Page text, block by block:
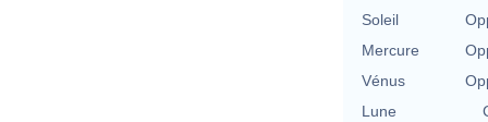
Soleil
Mercure
Vénus
Lune